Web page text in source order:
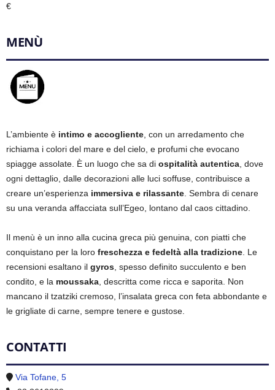
€
MENÙ
L’ambiente è intimo e accogliente , con un arredamento che
richiama i colori del mare e del cielo, e profumi che evocano
spiagge assolate. È un luogo che sa di ospitalità autentica , dove
ogni dettaglio, dalle decorazioni alle luci soffuse, contribuisce a
creare un’esperienza immersiva e rilassante . Sembra di cenare
su una veranda affacciata sull’Egeo, lontano dal caos cittadino.
Il menù è un inno alla cucina greca più genuina, con piatti che
conquistano per la loro freschezza e fedeltà alla tradizione . Le
recensioni esaltano il gyros , spesso definito succulento e ben
condito, e la moussaka , descritta come ricca e saporita. Non
mancano il tzatziki cremoso, l’insalata greca con feta abbondante e
le grigliate di carne, sempre tenere e gustose.
CONTATTI
Via Tofane, 5